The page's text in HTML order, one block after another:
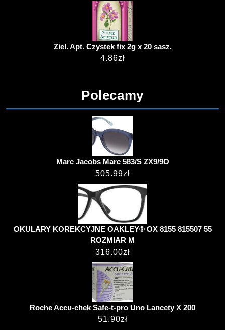
Ziel. Apt. Czystek fix 2g x 20 sasz.
4.86zł
Polecamy
Marc Jacobs Marc 583/S ZX9/9O
505.99zł
OKULARY KOREKCYJNE OAKLEY® OX 8155 815507 55
ROZMIAR M
316.00zł
Roche Accu-chek Safe-t-pro Uno Lancety X 200
51.90zł